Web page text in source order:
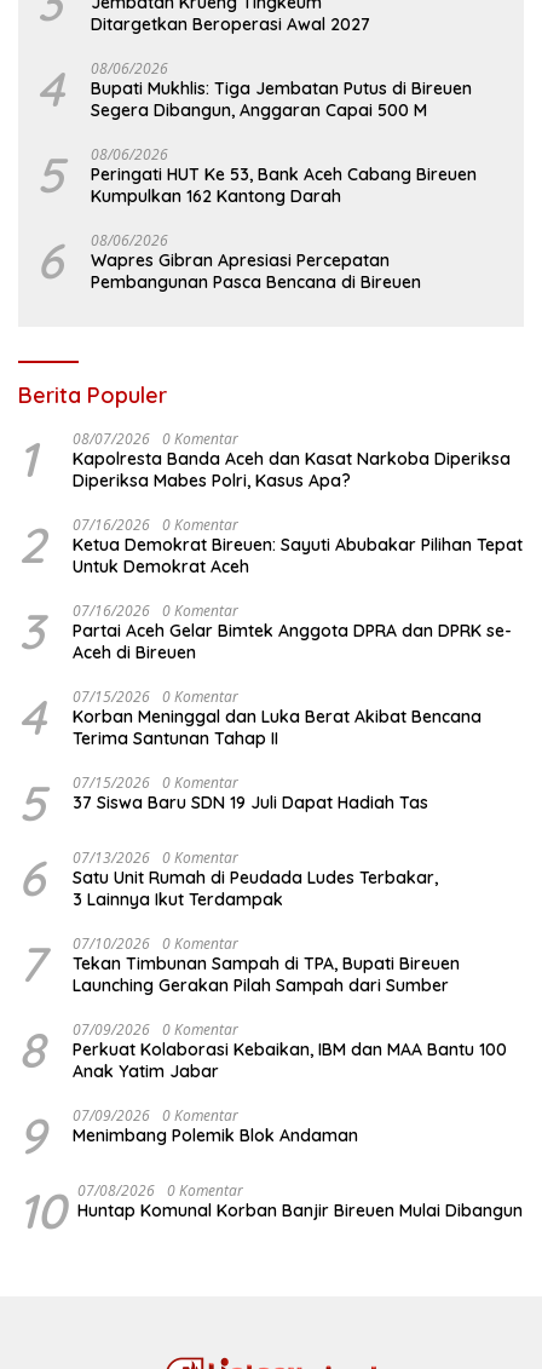
Ditargetkan Beroperasi Awal 2027
4 08/06/2026
Bupati Mukhlis: Tiga Jembatan Putus di Bireuen
Segera Dibangun, Anggaran Capai 500 M
5 08/06/2026
Peringati HUT Ke 53, Bank Aceh Cabang Bireuen
Kumpulkan 162 Kantong Darah
6 08/06/2026
Wapres Gibran Apresiasi Percepatan
Pembangunan Pasca Bencana di Bireuen
Berita Populer
1 08/07/2026 0 Komentar
Kapolresta Banda Aceh dan Kasat Narkoba Diperiksa
Diperiksa Mabes Polri, Kasus Apa?
2 07/16/2026 0 Komentar
Ketua Demokrat Bireuen: Sayuti Abubakar Pilihan Tepat
Untuk Demokrat Aceh
3 07/16/2026 0 Komentar
Partai Aceh Gelar Bimtek Anggota DPRA dan DPRK se-
Aceh di Bireuen
4 07/15/2026 0 Komentar
Korban Meninggal dan Luka Berat Akibat Bencana
Terima Santunan Tahap II
5 07/15/2026 0 Komentar
37 Siswa Baru SDN 19 Juli Dapat Hadiah Tas
6 07/13/2026 0 Komentar
Satu Unit Rumah di Peudada Ludes Terbakar,
3 Lainnya Ikut Terdampak
7 07/10/2026 0 Komentar
Tekan Timbunan Sampah di TPA, Bupati Bireuen
Launching Gerakan Pilah Sampah dari Sumber
8 07/09/2026 0 Komentar
Perkuat Kolaborasi Kebaikan, IBM dan MAA Bantu 100
Anak Yatim Jabar
9 07/09/2026 0 Komentar
Menimbang Polemik Blok Andaman
10 07/08/2026 0 Komentar
Huntap Komunal Korban Banjir Bireuen Mulai Dibangun